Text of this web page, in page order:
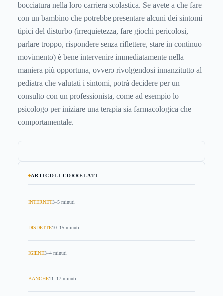
bocciatura nella loro carriera scolastica. Se avete a che fare
con un bambino che potrebbe presentare alcuni dei sintomi
tipici del disturbo (irrequietezza, fare giochi pericolosi,
parlare troppo, rispondere senza riflettere, stare in continuo
movimento) è bene intervenire immediatamente nella
maniera più opportuna, ovvero rivolgendosi innanzitutto al
pediatra che valutati i sintomi, potrà decidere per un
consulto con un professionista, come ad esempio lo
psicologo per iniziare una terapia sia farmacologica che
comportamentale.
ARTICOLI CORRELATI
INTERNET3–5 minuti
DISDETTE10–15 minuti
IGIENE3–4 minuti
BANCHE11–17 minuti